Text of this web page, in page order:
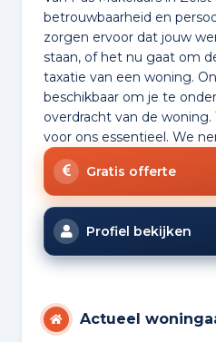
betrouwbaarheid en
zorgen ervoor dat jouw
staan, of het nu gaat om
taxatie van een woning.
beschikbaar om je te
overdracht van de woning.
voor ons essentieel. We
Gratis offerte
Profiel bekijken
Actueel